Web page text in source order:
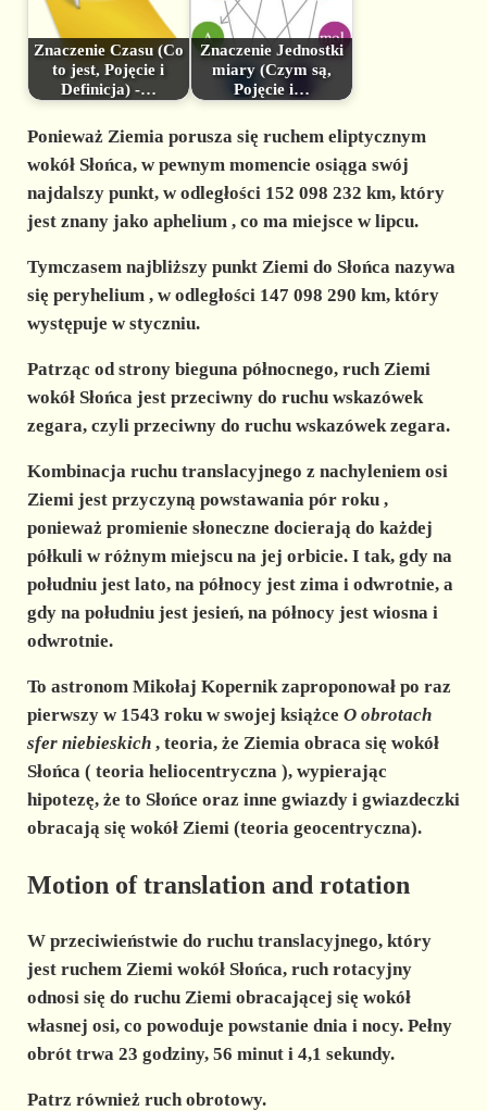
Znaczenie Czasu (Co
to jest, Pojęcie i
Definicja) -…
Znaczenie Jednostki
miary (Czym są,
Pojęcie i…
Ponieważ Ziemia porusza się ruchem eliptycznym
wokół Słońca, w pewnym momencie osiąga swój
najdalszy punkt, w odległości 152 098 232 km, który
jest znany jako aphelium, co ma miejsce w lipcu.
Tymczasem najbliższy punkt Ziemi do Słońca nazywa
się peryhelium, w odległości 147 098 290 km, który
występuje w styczniu.
Patrząc od strony bieguna północnego, ruch Ziemi
wokół Słońca jest przeciwny do ruchu wskazówek
zegara, czyli przeciwny do ruchu wskazówek zegara.
Kombinacja ruchu translacyjnego z nachyleniem osi
Ziemi jest przyczyną powstawania pór roku,
ponieważ promienie słoneczne docierają do każdej
półkuli w różnym miejscu na jej orbicie. I tak, gdy na
południu jest lato, na północy jest zima i odwrotnie, a
gdy na południu jest jesień, na północy jest wiosna i
odwrotnie.
To astronom Mikołaj Kopernikzaproponował po raz
pierwszy w 1543 roku w swojej książce O obrotach
sfer niebieskich, teoria, że Ziemia obraca się wokół
Słońca ( teoria heliocentryczna), wypierając
hipotezę, że to Słońce oraz inne gwiazdy i gwiazdeczki
obracają się wokół Ziemi (teoria geocentryczna).
Motion of translation and rotation
W przeciwieństwie do ruchu translacyjnego, który
jest ruchem Ziemi wokół Słońca, ruch rotacyjny
odnosi się do ruchu Ziemi obracającej się wokół
własnej osi, co powoduje powstanie dnia i nocy. Pełny
obrót trwa 23 godziny, 56 minut i 4,1 sekundy.
Patrz również ruch obrotowy.